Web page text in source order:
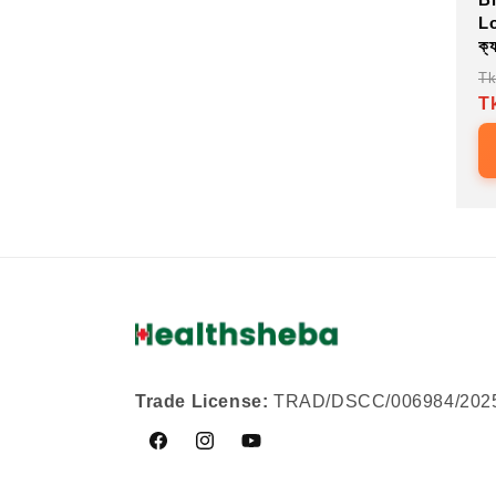
Trade License: TRAD/DSCC/006984/
FacebookInstagramYouTube